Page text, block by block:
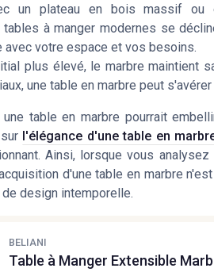
un plateau en bois massif
à manger modernes se
avec votre espace et vos besoins.
plus élevé, le marbre maintient
une table en marbre peut
table en marbre pourrait
l'élégance d'une table en
Ainsi, lorsque vous
d'une table en marbre
design intemporelle.
BELIANI
Table à Manger Extensible